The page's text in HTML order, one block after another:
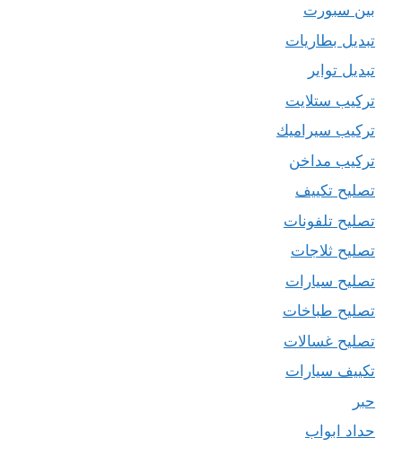
بين سبورت
تبديل بطاريات
تبديل تواير
تركيب ستلايت
تركيب سيراميك
تركيب مداخن
تصليح تكييف
تصليح تلفونات
تصليح ثلاجات
تصليح سيارات
تصليح طباخات
تصليح غسالات
تكييف سيارات
حبر
حداد ابواب